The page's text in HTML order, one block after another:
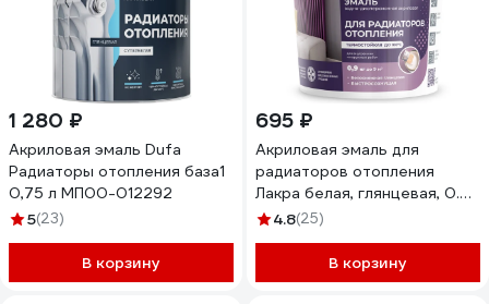
1 280 ₽
Акриловая эмаль Dufa
Радиаторы отопления база1
0,75 л МП00-012292
5(23)
В корзину
695 ₽
Акриловая эмаль для
радиаторов отопления
Лакра белая, глянцевая, 0.9
кг 90003485883
4.8(25)
В корзину